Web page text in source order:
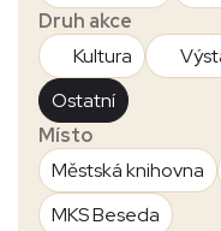
Druh akce
Kultura
Ostatní
Místo
Městská knihovna
MKS Beseda